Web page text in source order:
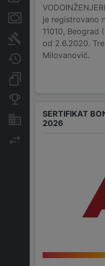
Menice i zaloge
Sudski sporovi
Javne nabavke
Nekretnine i imovina
je registrovano
11010, Beograd
od 2.6.2020.
Milovanović.
SERTIFIKAT
2026